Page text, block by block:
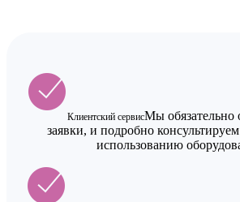
Клиентский сервисМы обязательно
заявки, и подробно
использованию